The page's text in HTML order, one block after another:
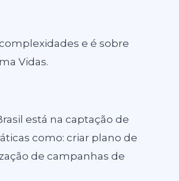
e é sobre
Vidas.
está na captação de
como: criar plano de
de campanhas de